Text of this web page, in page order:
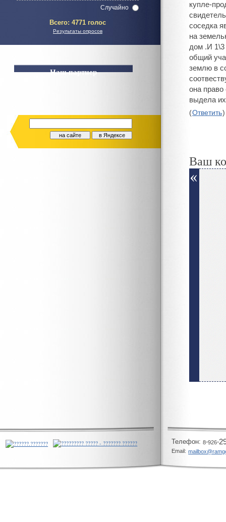
Случайно
Всего: 4771 голос
Результаты опросов
Наш партнер
купле-
соседка
на
дом .И 1\3
общий
землю в
она право
выдела
(Ответить)
Ваш
Телeфон: 8-926-
Email: